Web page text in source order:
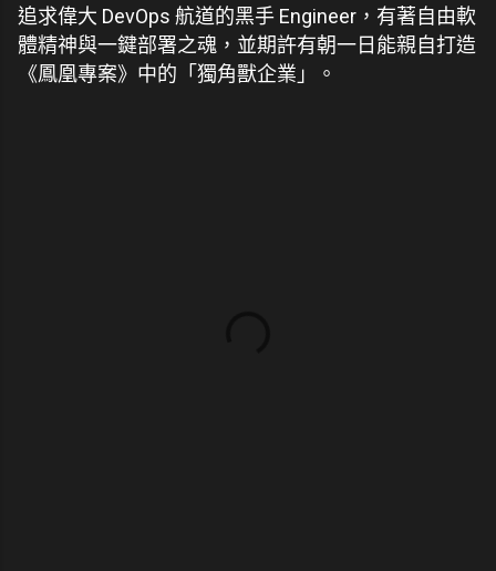
追求偉大 DevOps 航道的黑手 Engineer，有著自由軟
體精神與一鍵部署之魂，並期許有朝一日能親自打造
《鳳凰專案》中的「獨角獸企業」。